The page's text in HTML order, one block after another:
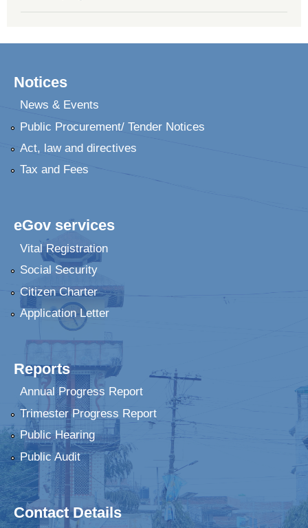
Notices
News & Events
Public Procurement/ Tender Notices
Act, law and directives
Tax and Fees
eGov services
Vital Registration
Social Security
Citizen Charter
Application Letter
Reports
Annual Progress Report
Trimester Progress Report
Public Hearing
Public Audit
Contact Details